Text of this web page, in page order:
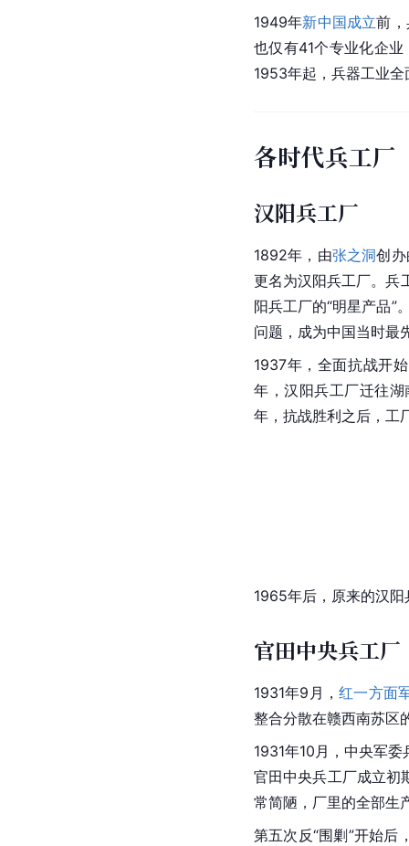
1949年新中国成立前
也仅有41个专业化企业
1953年起，兵器工业
各时代兵工厂
汉阳兵工厂
1892年，由张之洞创
更名为汉阳兵工厂。兵
阳兵工厂的“明星产品”
问题，成为中国当时最
1937年， 全面抗战开
年，汉阳兵工厂迁往
年，抗战胜利之后，工
1965年后，原来的汉
官田中央兵工厂
1931年9月，红一方面
整合分散在赣西南苏区
1931年10月，中央军
官田中央兵工厂成立初
常简陋，厂里的全部生
第五次反“围剿”开始后